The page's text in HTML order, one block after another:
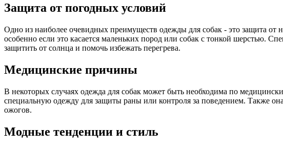
Защита от погодных условий
Одно из наиболее очевидных преимуществ одежды для собак - это защита от
особенно если это касается маленьких пород или собак с тонкой шерстью.
защитить от солнца и помочь избежать перегрева.
Медицинские причины
В некоторых случаях одежда для собак может быть необходима по
специальную одежду для защиты раны или контроля за поведением. Также
ожогов.
Модные тенденции и стиль